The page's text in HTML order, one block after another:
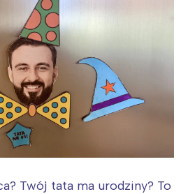
Twój tata ma urodziny? To